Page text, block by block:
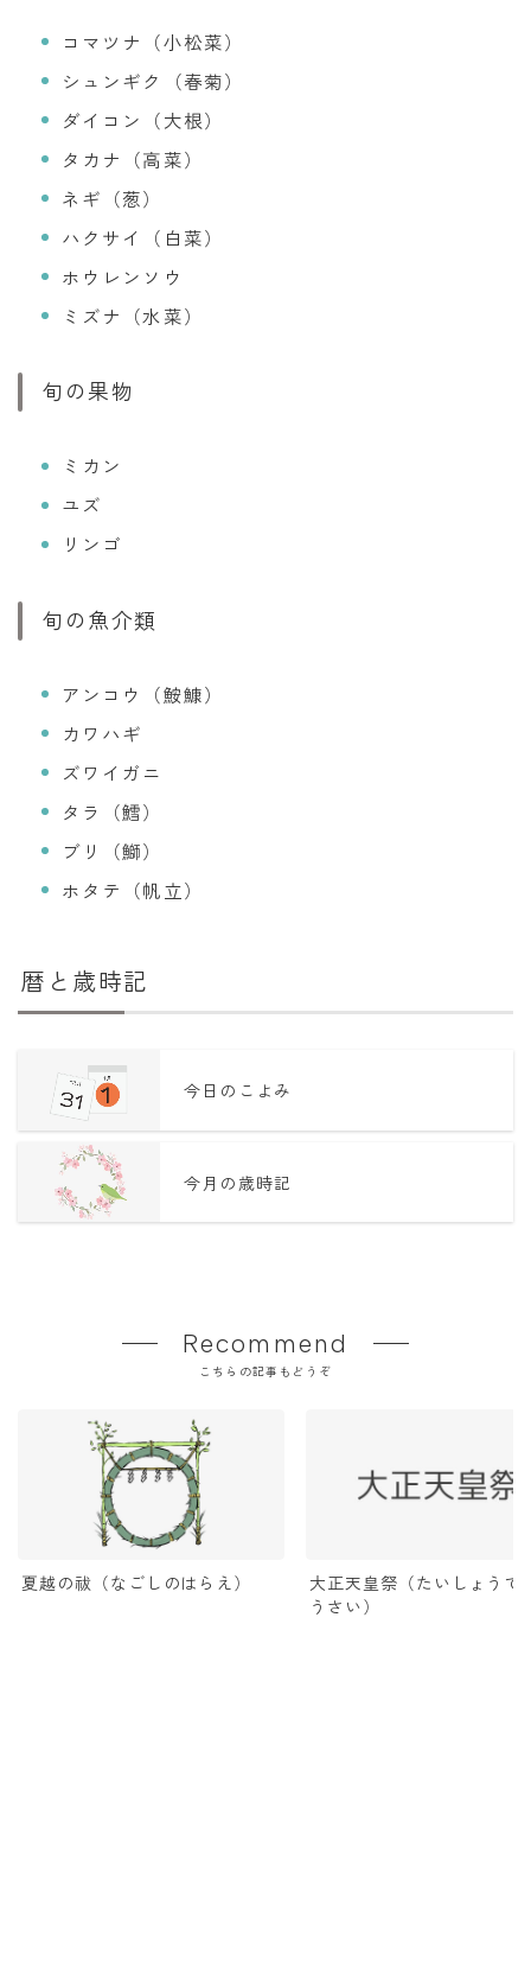
コマツナ（小松菜）
シュンギク（春菊）
ダイコン（大根）
タカナ（高菜）
ネギ（葱）
ハクサイ（白菜）
ホウレンソウ
ミズナ（水菜）
旬の果物
ミカン
ユズ
リンゴ
旬の魚介類
アンコウ（鮟鱇）
カワハギ
ズワイガニ
タラ（鱈）
ブリ（鰤）
ホタテ（帆立）
暦と歳時記
今日のこよみ
今月の歳時記
Recommend
こちらの記事もどうぞ
夏越の祓（なごしのはらえ）
大正天皇祭（たいしょうて
うさい）